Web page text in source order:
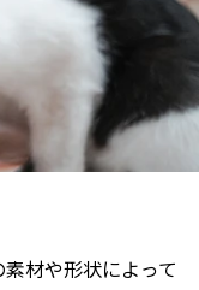
材や形状によって